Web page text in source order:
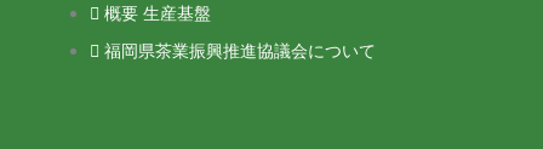
概要 生産基盤
福岡県茶業振興推進協議会について